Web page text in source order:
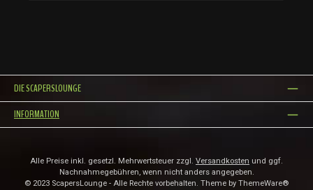
DIE SCAPERSLOUNGE
INFORMATION
Alle Preise inkl. gesetzl. Mehrwertsteuer zzgl. Versandkosten und ggf.
Nachnahmegebühren, wenn nicht anders angegeben.
© 2023 ScapersLounge - Alle Rechte vorbehalten. Theme by ThemeWare®